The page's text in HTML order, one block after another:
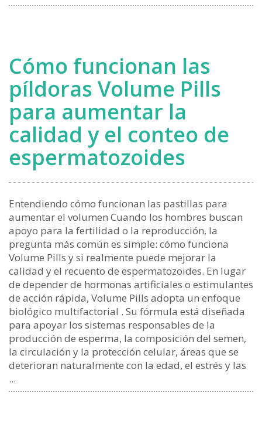
Cómo funcionan las
píldoras Volume Pills
para aumentar la
calidad y el conteo de
espermatozoides
Entendiendo cómo funcionan las pastillas para
aumentar el volumen Cuando los hombres buscan
apoyo para la fertilidad o la reproducción, la
pregunta más común es simple: cómo funciona
Volume Pills y si realmente puede mejorar la
calidad y el recuento de espermatozoides. En lugar
de depender de hormonas artificiales o estimulantes
de acción rápida, Volume Pills adopta un enfoque
biológico multifactorial . Su fórmula está diseñada
para apoyar los sistemas responsables de la
producción de esperma, la composición del semen,
la circulación y la protección celular, áreas que se
deterioran naturalmente con la edad, el estrés y las
...